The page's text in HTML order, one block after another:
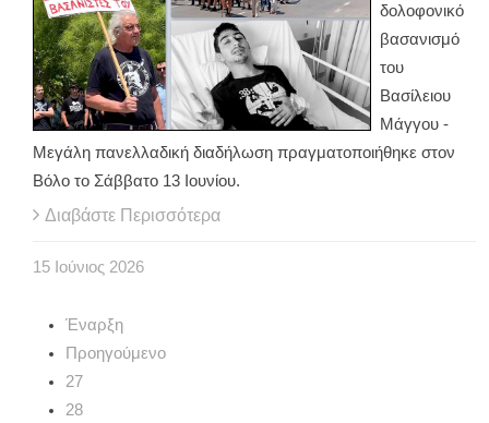
δολοφονικό
βασανισμό
του
Βασίλειου
Μάγγου -
Μεγάλη πανελλαδική διαδήλωση πραγματοποιήθηκε στον
Βόλο το Σάββατο 13 Ιουνίου.
Διαβάστε Περισσότερα
15 Ιούνιος 2026
Έναρξη
Προηγούμενο
27
28